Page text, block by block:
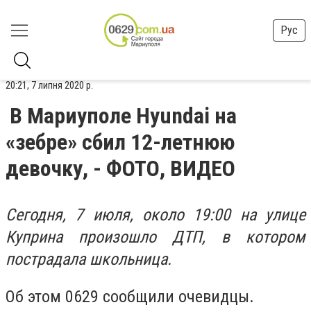
Рус
20:21, 7 липня 2020 р.
В Мариуполе Hyundai на
«зебре» сбил 12-летнюю
девочку, - ФОТО, ВИДЕО
Сегодня, 7 июля, около 19:00 на улице
Куприна произошло ДТП, в котором
пострадала школьница.
Об этом 0629 сообщили очевидцы.